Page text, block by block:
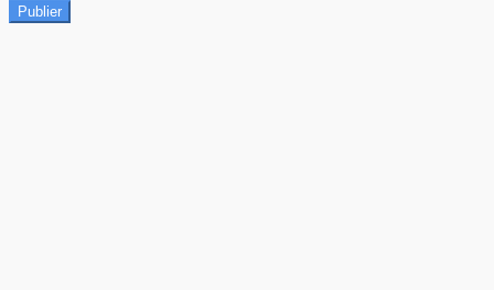
Publier